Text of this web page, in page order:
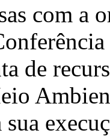
com a
de